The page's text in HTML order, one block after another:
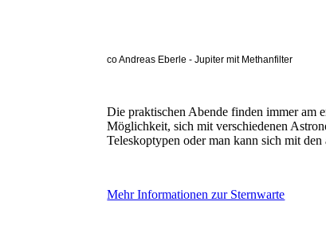
co Andreas Eberle - Jupiter mit Methanfilter
Die praktischen Abende finden immer am
Möglichkeit, sich mit verschiedenen
Teleskoptypen oder man kann sich mit
Mehr Informationen zur Sternwarte